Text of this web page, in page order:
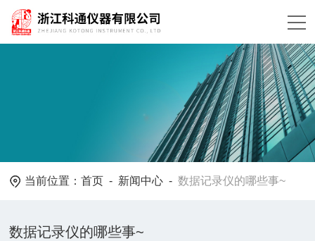
当前位置：首页 - 新闻中心 -数据记录仪的哪些事~
数据记录仪的哪些事~